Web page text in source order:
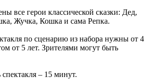
все герои классической сказки: Дед,
Жучка, Кошка и сама Репка.
по сценарию из набора нужны от 4
от 5 лет. Зрителями могут быть
– 15 минут.